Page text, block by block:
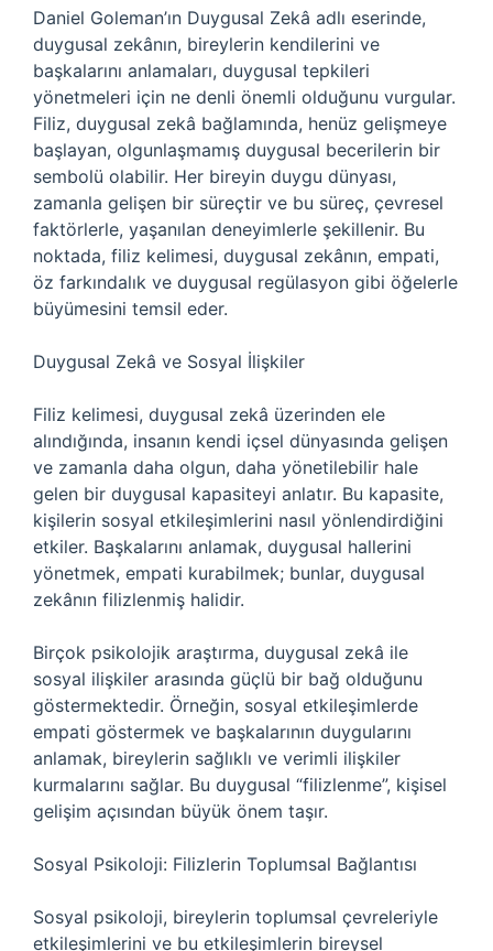
Daniel Goleman’ın Duygusal Zekâ adlı eserinde,
duygusal zekânın, bireylerin kendilerini ve
başkalarını anlamaları, duygusal tepkileri
yönetmeleri için ne denli önemli olduğunu vurgular.
Filiz, duygusal zekâ bağlamında, henüz gelişmeye
başlayan, olgunlaşmamış duygusal becerilerin bir
sembolü olabilir. Her bireyin duygu dünyası,
zamanla gelişen bir süreçtir ve bu süreç, çevresel
faktörlerle, yaşanılan deneyimlerle şekillenir. Bu
noktada, filiz kelimesi, duygusal zekânın, empati,
öz farkındalık ve duygusal regülasyon gibi öğelerle
büyümesini temsil eder.
Duygusal Zekâ ve Sosyal İlişkiler
Filiz kelimesi, duygusal zekâ üzerinden ele
alındığında, insanın kendi içsel dünyasında gelişen
ve zamanla daha olgun, daha yönetilebilir hale
gelen bir duygusal kapasiteyi anlatır. Bu kapasite,
kişilerin sosyal etkileşimlerini nasıl yönlendirdiğini
etkiler. Başkalarını anlamak, duygusal hallerini
yönetmek, empati kurabilmek; bunlar, duygusal
zekânın filizlenmiş halidir.
Birçok psikolojik araştırma, duygusal zekâ ile
sosyal ilişkiler arasında güçlü bir bağ olduğunu
göstermektedir. Örneğin, sosyal etkileşimlerde
empati göstermek ve başkalarının duygularını
anlamak, bireylerin sağlıklı ve verimli ilişkiler
kurmalarını sağlar. Bu duygusal “filizlenme”, kişisel
gelişim açısından büyük önem taşır.
Sosyal Psikoloji: Filizlerin Toplumsal Bağlantısı
Sosyal psikoloji, bireylerin toplumsal çevreleriyle
etkileşimlerini ve bu etkileşimlerin bireysel